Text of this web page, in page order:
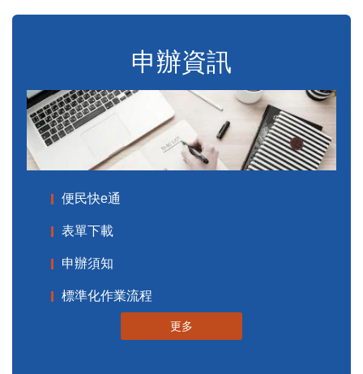
申辦資訊
便民快e通
表單下載
申辦須知
標準化作業流程
更多